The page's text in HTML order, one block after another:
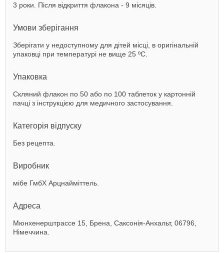
3 роки. Після відкриття флакона - 9 місяців.
Умови зберігання
Зберігати у недоступному для дітей місці, в оригінальній
упаковці при температурі не вище 25 ºС.
Упаковка
Скляний флакон по 50 або по 100 таблеток у картонній
пачці з інструкцією для медичного застосування.
Категорія відпуску
Без рецепта.
Виробник
мібе ГмбХ Арцнайміттель.
Адреса
Мюнхенерштрассе 15, Брена, Саксонія-Анхальт, 06796,
Німеччина.